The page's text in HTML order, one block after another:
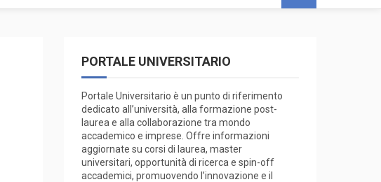
PORTALE UNIVERSITARIO
Portale Universitario è un punto di riferimento
dedicato all’università, alla formazione post-
laurea e alla collaborazione tra mondo
accademico e imprese. Offre informazioni
aggiornate su corsi di laurea, master
universitari, opportunità di ricerca e spin-off
accademici, promuovendo l’innovazione e il